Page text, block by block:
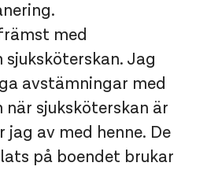
med
Jag
avstämningar med
när sjuksköterskan är
av med henne. De
på boendet brukar